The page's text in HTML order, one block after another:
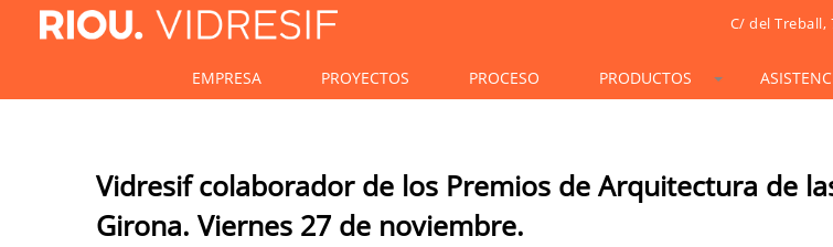
C/ del Treball,
EMPRESA PROYECTOS PROCESO PRODUCTOS
TOTALSIF
Vidresif colaborador de los Premios de Arquitectura de
Girona. Viernes 27 de noviembre.